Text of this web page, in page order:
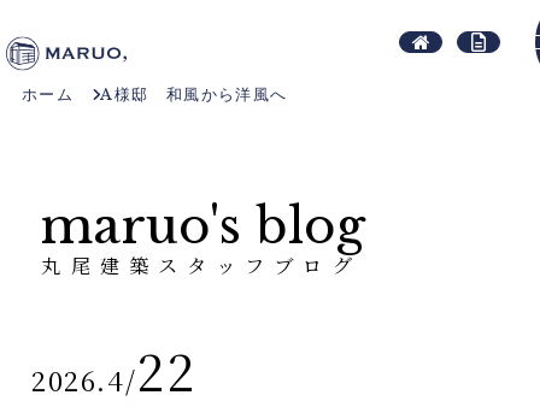
ホーム A様邸 和風から洋風へ
maruo's blog
丸尾建築スタッフブログ
2026.4/22